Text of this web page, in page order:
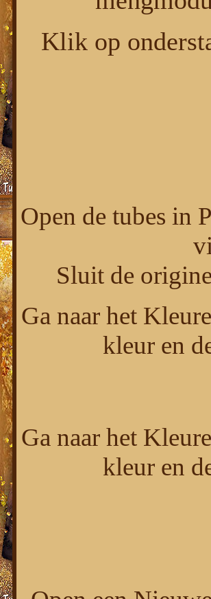
Klik op
Open de tubes in
Sluit de
Ga naar het
kleur en
Ga naar het
kleur en